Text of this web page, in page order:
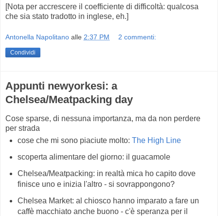
[Nota per accrescere il coefficiente di difficoltà: qualcosa
che sia stato tradotto in inglese, eh.]
Antonella Napolitano alle 2:37 PM 2 commenti:
Condividi
Appunti newyorkesi: a
Chelsea/Meatpacking day
Cose sparse, di nessuna importanza, ma da non perdere
per strada
cose che mi sono piaciute molto: The High Line
scoperta alimentare del giorno: il guacamole
Chelsea/Meatpacking: in realtà mica ho capito dove
finisce uno e inizia l'altro - si sovrappongono?
Chelsea Market: al chiosco hanno imparato a fare un
caffè macchiato anche buono - c'è speranza per il